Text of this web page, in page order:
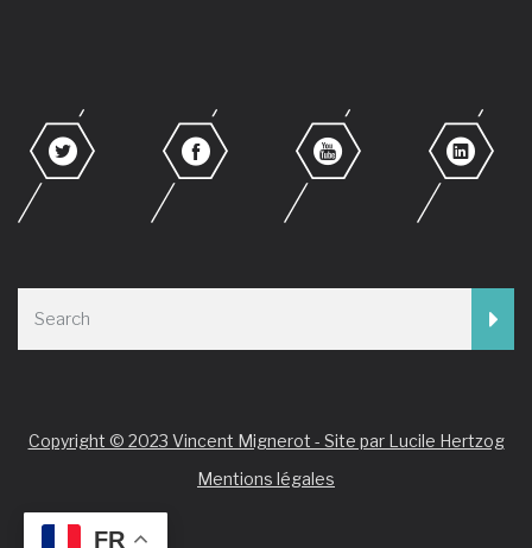
Copyright © 2023 Vincent Mignerot - Site par Lucile Hertzog
Mentions légales
FR